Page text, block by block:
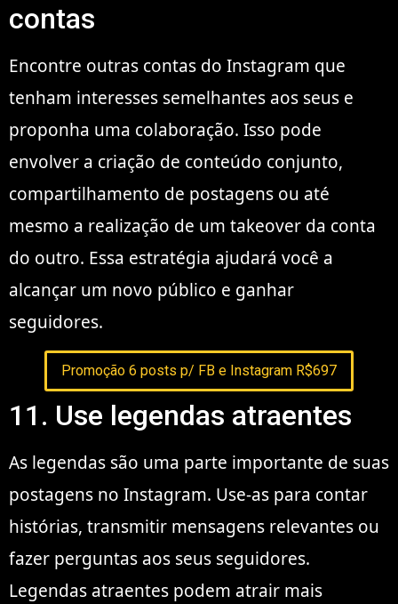
contas
Encontre outras contas do Instagram que
tenham interesses semelhantes aos seus e
proponha uma colaboração. Isso pode
envolver a criação de conteúdo conjunto,
compartilhamento de postagens ou até
mesmo a realização de um takeover da conta
do outro. Essa estratégia ajudará você a
alcançar um novo público e ganhar
seguidores.
Promoção 6 posts p/ FB e Instagram R$697
11. Use legendas atraentes
As legendas são uma parte importante de suas
postagens no Instagram. Use-as para contar
histórias, transmitir mensagens relevantes ou
fazer perguntas aos seus seguidores.
Legendas atraentes podem atrair mais